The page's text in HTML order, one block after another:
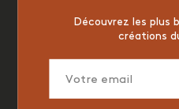
Découvrez les plus
créations